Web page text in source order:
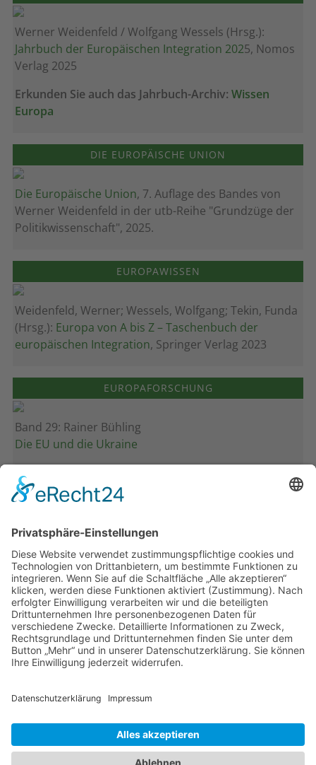
Werner Weidenfeld / Wolfgang Wessels (Hrsg.):
Jahrbuch der Europäischen Integration 2025, Nomos
Verlag 2025
Erkunden Sie auch das Jahrbuch-Archiv: Wissen
Europa
DIE EUROPÄISCHE UNION
Die Europäische Union, 7. Auflage des Bandes von
Werner Weidenfeld in der utb-Reihe "Grundzüge der
Politikwissenschaft", 2025.
EUROPAWISSEN
Weidenfeld, Werner; Wessels, Wolfgang; Tekin, Funda
(Hrsg.): Europa von A bis Z – Taschenbuch der
europäischen Integration, Springer Verlag 2023
EUROPAFORSCHUNG
Band 29: Rainer Bühling
Die EU und die Ukraine
Band 28: Andrea Zeller
Eurorettung um jeden Preis?
Band 27: Thomas Jansen
Europa verstehen
Band 26: Andreas Öffner
Die Macht der Interessen
Band 25: Edmund Ratka
Deutschlands Mittelmeerpolitik
PDF-Flyer zur Schriftenreihe